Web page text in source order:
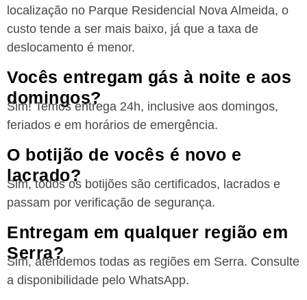
localização no Parque Residencial Nova Almeida, o
custo tende a ser mais baixo, já que a taxa de
deslocamento é menor.
Vocês entregam gás à noite e aos
domingos?
Sim! Temos entrega 24h, inclusive aos domingos,
feriados e em horários de emergência.
O botijão de vocês é novo e
lacrado?
Sim, todos os botijões são certificados, lacrados e
passam por verificação de segurança.
Entregam em qualquer região em
Serra?
Sim, atendemos todas as regiões em Serra. Consulte
a disponibilidade pelo WhatsApp.